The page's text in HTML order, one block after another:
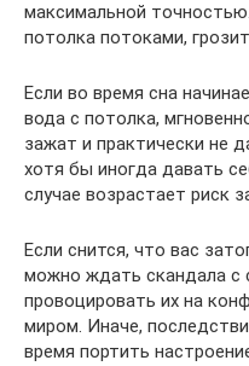
максимальной
потолка потоками,
Если во время сна
вода с потолка,
зажат и практически не
хотя бы иногда давать
случае возрастает риск
Если снится, что вас
можно ждать скандала с
провоцировать их на
миром. Иначе,
время портить